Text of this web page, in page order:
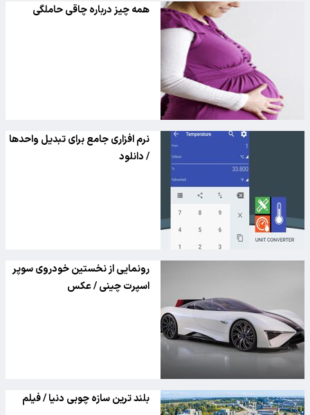
همه چیز درباره چاقی حاملگی
نرم افزاری جامع برای تبدیل واحدها
/ دانلود
رونمایی از نخستین خودروی سوپر
اسپرت چینی / عکس
بلند ترین سازه چوبی دنیا / فیلم